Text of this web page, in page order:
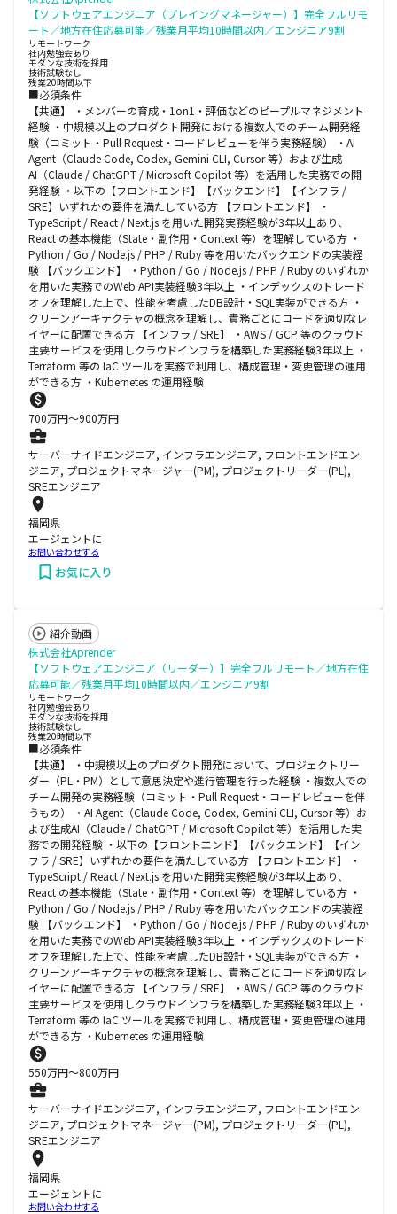
【ソフトウェアエンジニア（プレイングマネージャー）】完全フルリモ
ート／地方在住応募可能／残業月平均10時間以内／エンジニア9割
リモートワーク
社内勉強会あり
モダンな技術を採用
技術試験なし
残業20時間以下
■必須条件
【共通】 ・メンバーの育成・1on1・評価などのピープルマネジメント
経験 ・中規模以上のプロダクト開発における複数人でのチーム開発経
験（コミット・Pull Request・コードレビューを伴う実務経験） ・AI
Agent（Claude Code, Codex, Gemini CLI, Cursor 等）および生成
AI（Claude / ChatGPT / Microsoft Copilot 等）を活用した実務での開
発経験 ・以下の【フロントエンド】【バックエンド】【インフラ /
SRE】いずれかの要件を満たしている方 【フロントエンド】 ・
TypeScript / React / Next.js を用いた開発実務経験が3年以上あり、
React の基本機能（State・副作用・Context 等）を理解している方 ・
Python / Go / Node.js / PHP / Ruby 等を用いたバックエンドの実装経
験 【バックエンド】 ・Python / Go / Node.js / PHP / Ruby のいずれか
を用いた実務でのWeb API実装経験3年以上 ・インデックスのトレード
オフを理解した上で、性能を考慮したDB設計・SQL実装ができる方 ・
クリーンアーキテクチャの概念を理解し、責務ごとにコードを適切なレ
イヤーに配置できる方 【インフラ / SRE】 ・AWS / GCP 等のクラウド
主要サービスを使用しクラウドインフラを構築した実務経験3年以上 ・
Terraform 等の IaC ツールを実務で利用し、構成管理・変更管理の運用
ができる方 ・Kubernetes の運用経験
700万円〜900万円
サーバーサイドエンジニア, インフラエンジニア, フロントエンドエン
ジニア, プロジェクトマネージャー(PM), プロジェクトリーダー(PL),
SREエンジニア
福岡県
エージェントに
お問い合わせする
お気に入り
紹介動画
株式会社Aprender
【ソフトウェアエンジニア（リーダー）】完全フルリモート／地方在住
応募可能／残業月平均10時間以内／エンジニア9割
リモートワーク
社内勉強会あり
モダンな技術を採用
技術試験なし
残業20時間以下
■必須条件
【共通】 ・中規模以上のプロダクト開発において、プロジェクトリー
ダー（PL・PM）として意思決定や進行管理を行った経験 ・複数人での
チーム開発の実務経験（コミット・Pull Request・コードレビューを伴
うもの） ・AI Agent（Claude Code, Codex, Gemini CLI, Cursor 等）お
よび生成AI（Claude / ChatGPT / Microsoft Copilot 等）を活用した実
務での開発経験 ・以下の【フロントエンド】【バックエンド】【イン
フラ / SRE】いずれかの要件を満たしている方 【フロントエンド】 ・
TypeScript / React / Next.js を用いた開発実務経験が3年以上あり、
React の基本機能（State・副作用・Context 等）を理解している方 ・
Python / Go / Node.js / PHP / Ruby 等を用いたバックエンドの実装経
験 【バックエンド】 ・Python / Go / Node.js / PHP / Ruby のいずれか
を用いた実務でのWeb API実装経験3年以上 ・インデックスのトレード
オフを理解した上で、性能を考慮したDB設計・SQL実装ができる方 ・
クリーンアーキテクチャの概念を理解し、責務ごとにコードを適切なレ
イヤーに配置できる方 【インフラ / SRE】 ・AWS / GCP 等のクラウド
主要サービスを使用しクラウドインフラを構築した実務経験3年以上 ・
Terraform 等の IaC ツールを実務で利用し、構成管理・変更管理の運用
ができる方 ・Kubernetes の運用経験
550万円〜800万円
サーバーサイドエンジニア, インフラエンジニア, フロントエンドエン
ジニア, プロジェクトマネージャー(PM), プロジェクトリーダー(PL),
SREエンジニア
福岡県
エージェントに
お問い合わせする